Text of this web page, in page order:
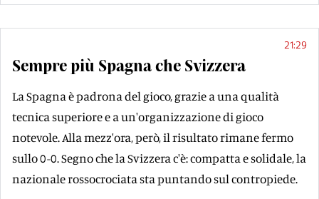
21:29
Sempre più Spagna che Svizzera
La Spagna è padrona del gioco, grazie a una qualità
tecnica superiore e a un'organizzazione di gioco
notevole. Alla mezz'ora, però, il risultato rimane fermo
sullo 0-0. Segno che la Svizzera c'è: compatta e solidale, la
nazionale rossocrociata sta puntando sul contropiede.